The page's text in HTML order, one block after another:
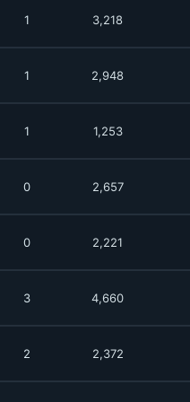
1 3,218
1 2,948
1 1,253
0 2,657
0 2,221
3 4,660
2 2,372